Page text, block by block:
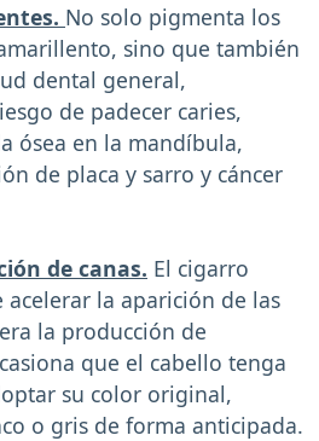
No solo pigmenta los
sino que también
dental general,
de padecer caries,
ósea en la mandíbula,
de placa y sarro y cáncer
de canas. El cigarro
la aparición de las
la producción de
que el cabello tenga
su color original,
o gris de forma anticipada.